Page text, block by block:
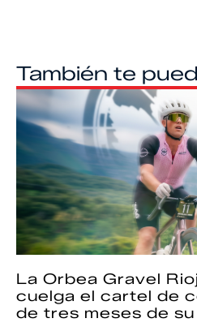
También te
La Orbea Gravel
cuelga el cartel de
de tres meses de